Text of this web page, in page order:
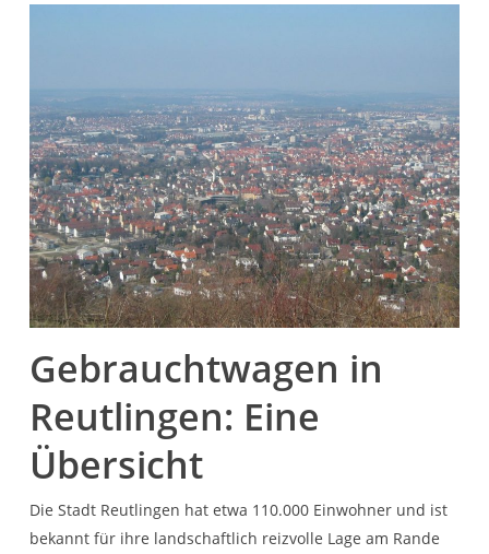
Gebrauchtwagen in
Reutlingen: Eine
Übersicht
Die Stadt Reutlingen hat etwa 110.000 Einwohner und ist
bekannt für ihre landschaftlich reizvolle Lage am Rande